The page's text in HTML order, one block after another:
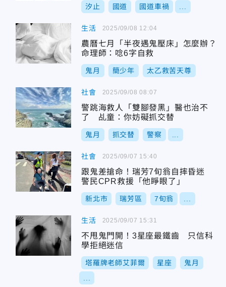
汐止 國道 國道車禍
生活
農曆七月「半夜遇鬼壓床」怎麼辦？
命理師：唸6字自救
鬼月 簡少年 太乙救苦天尊
2025/09/08 12:04
社會
警跳海救人「雙腳發黑」醫也治不
了 乩童：你妨礙抓交替
鬼月 抓交替 警察
2025/09/08 08:07
社會
跟鬼差搶命！瑞芳7旬翁自摔昏迷
警民CPR救援「他睜眼了」
新北市 瑞芳區 7旬翁
2025/09/07 15:40
生活
不甩鬼門開！3星座最鐵齒 只信科
學拒絕迷信
塔羅牌老師艾菲爾 星座 鬼月
2025/09/07 15:31